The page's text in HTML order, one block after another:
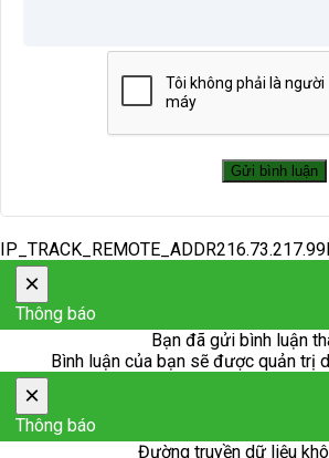
×
Thông báo
Bạn đã gửi bình luận
Bình luận của bạn sẽ được quản trị
×
Thông báo
Đường truyền dữ liệu